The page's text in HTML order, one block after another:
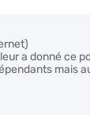
a donné ce
mais